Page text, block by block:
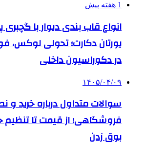
1 هفته پیش
انواع قاب بندی دیوار با
یورتان دکارت؛ تحولی لوکس،
در دکوراسیون داخلی
۱۴۰۵/۰۴/۰۹
سوالات متداول درباره خرید
فروشگاهی؛ از قیمت تا
بوق زدن